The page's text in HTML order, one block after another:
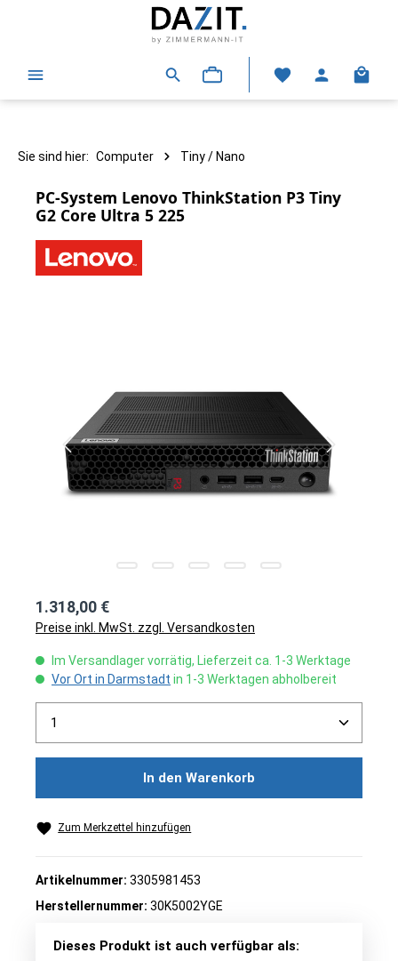
Sie sind hier: Computer Tiny / Nano
PC-System Lenovo ThinkStation P3 Tiny
G2 Core Ultra 5 225
1.318,00 €
Preise inkl. MwSt. zzgl. Versandkosten
Im Versandlager vorrätig, Lieferzeit ca. 1-3 Werktage
Vor Ort in Darmstadt in 1-3 Werktagen abholbereit
Produkt Anzahl: Gib den gewünschten Wert ein
In den Warenkorb
Zum Merkzettel hinzufügen
Artikelnummer: 3305981453
Herstellernummer: 30K5002YGE
Dieses Produkt ist auch verfügbar als: